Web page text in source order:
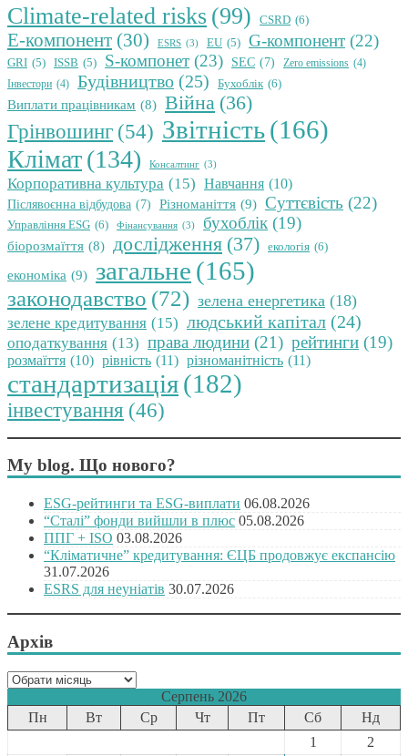
Climate-related risks (99) CSRD (6)
E-компонент (30) ESRS (3) EU (5) G-компонент (22)
GRI (5) ISSB (5) S-компонет (23) SEC (7) Zero emissions (4)
Інвестори (4) Будівництво (25) Бухоблік (6)
Виплати працівникам (8) Війна (36)
Грінвошинг (54) Звітність(166)
Клімат(134) Консалтинг (3)
Корпоративна культура (15) Навчання (10)
Післявоєнна відбудова (7) Різноманіття (9) Суттєвість (22)
Управління ESG (6) Фінансування (3) бухоблік (19)
біорозмаїття (8) дослідження (37) екологія (6)
економіка (9) загальне (165)
законодавство (72) зелена енергетика (18)
зелене кредитування (15) людський капітал (24)
оподаткування (13) права людини (21) рейтинги (19)
розмаїття (10) рівність (11) різноманітність (11)
стандартизація(182)
інвестування (46)
My blog. Що нового?
ESG-рейтинги та ESG-виплати 06.08.2026
“Сталі” фонди вийшли в плюс 05.08.2026
ППГ + ISO 03.08.2026
“Кліматичне” кредитування: ЄЦБ продовжує експансію
31.07.2026
ESRS для неуніатів 30.07.2026
Архів
Архів
Серпень 2026
Пн
Вт Ср Чт Пт Сб
Нд
1
2